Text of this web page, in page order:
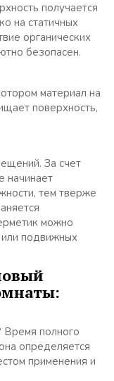
получается
на статичных
органических
безопасен.
материал на
поверхность,
За счет
начинает
тем тверже
можно
подвижных
Время полного
определяется
применения и